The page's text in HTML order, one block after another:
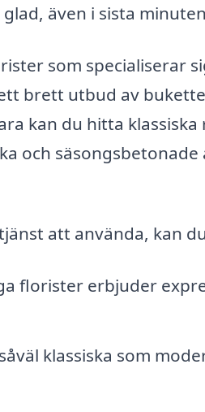
även i sista
som specialiserar
brett utbud av
kan du hitta
och
att använda, kan
florister erbjuder
klassiska som